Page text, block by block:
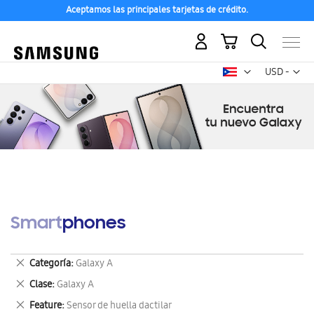
Aceptamos las principales tarjetas de crédito.
USD -
dólar
Mi carrito
Smartphones
Categoría Galaxy A
Eliminar
este
artículo
Clase Galaxy A
Eliminar
este
Feature Sensor de huella dactilar
Eliminar